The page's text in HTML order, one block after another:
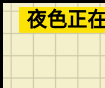
Skip
to
content
夜色正